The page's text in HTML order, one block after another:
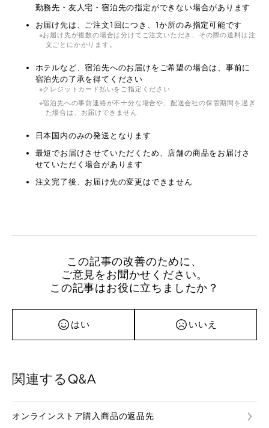
勤務先・友人宅・宿泊先の指定ができない場合があります
お届け先は、ご注文1回につき、1か所のみ指定可能です
お届け先が複数の場合は分けてご注文いただき、その際の送料は注
文ごとにかかります。
ホテルなど、宿泊先へのお届けをご希望の場合は、事前に
宿泊先の了承を得てください
クレジットカード払いをご指定ください
宿泊先への事前連絡が不十分な場合や、配送会社の保管期間を過ぎ
た場合は、お届けできません
日本国内のみの発送となります
最短でお届けさせていただくため、店舗の商品をお届けさ
せていただく場合があります
注文完了後、お届け先の変更はできません
この記事の改善のために、
ご意見をお聞かせください。
この記事はお役に立ちましたか？
はい いいえ
関連するQ&A
オンラインストア購入商品の返品先